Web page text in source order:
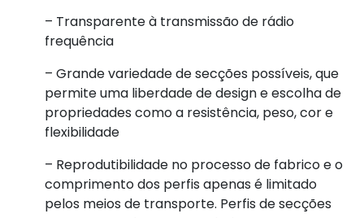
– Transparente à transmissão de rádio
frequência
– Grande variedade de secções possíveis, que
permite uma liberdade de design e escolha de
propriedades como a resistência, peso, cor e
flexibilidade
– Reprodutibilidade no processo de fabrico e o
comprimento dos perfis apenas é limitado
pelos meios de transporte. Perfis de secções